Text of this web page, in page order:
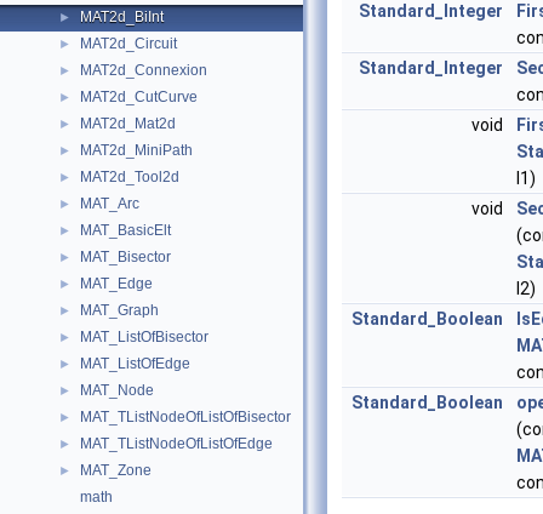
► MAT2d_BiInt
► MAT2d_Circuit
► MAT2d_Connexion
► MAT2d_CutCurve
► MAT2d_Mat2d
► MAT2d_MiniPath
► MAT2d_Tool2d
► MAT_Arc
► MAT_BasicElt
► MAT_Bisector
► MAT_Edge
► MAT_Graph
► MAT_ListOfBisector
► MAT_ListOfEdge
► MAT_Node
► MAT_TListNodeOfListOfBisector
► MAT_TListNodeOfListOfEdge
►
MAT_Zone
math
Standard_Integer
Standard_Integer
void
I1)
void
I2)
Standard_Boolean
Standard_Boolean